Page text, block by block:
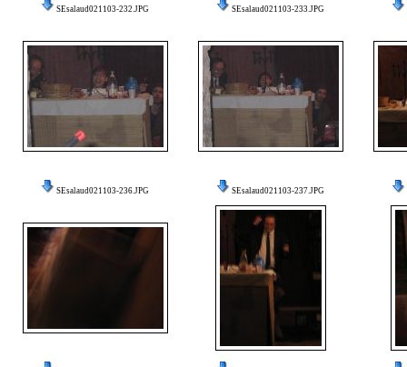
SEsalaud021103-232.JPG SEsalaud021103-233.JPG
SEsalaud021103-236.JPG SEsalaud021103-237.JPG